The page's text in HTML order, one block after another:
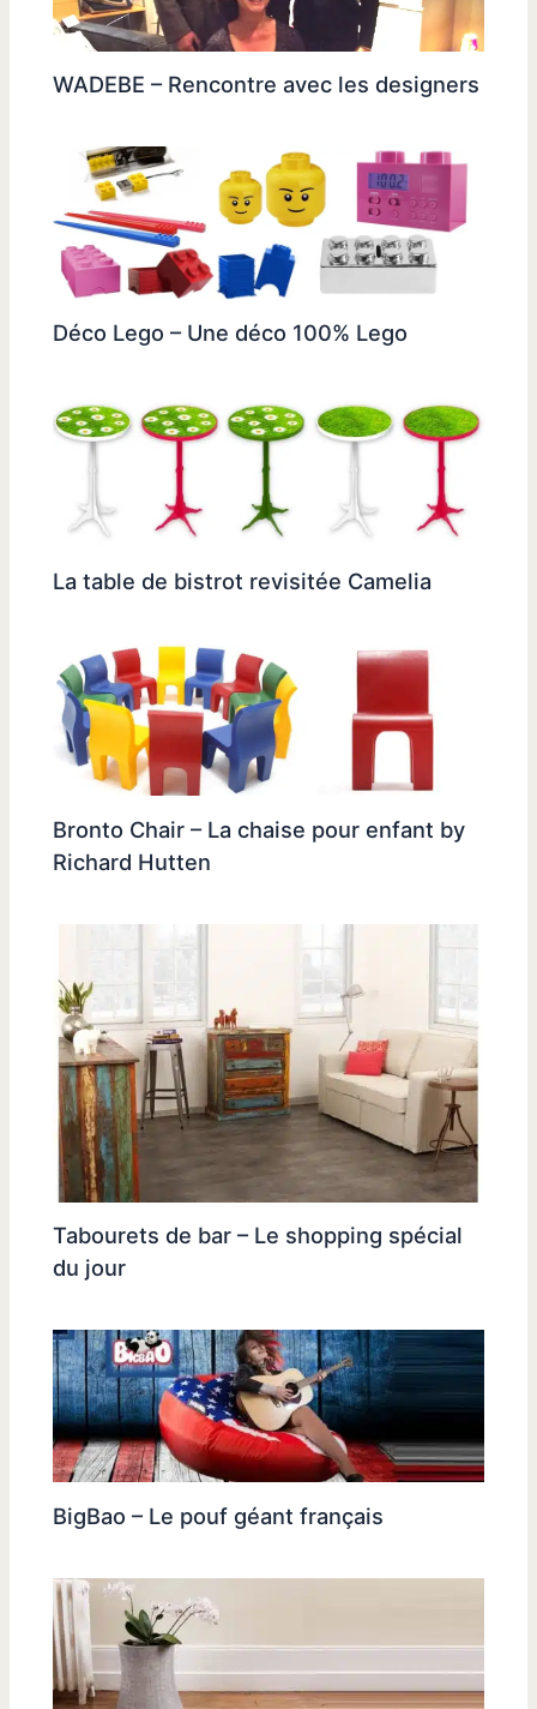
WADEBE – Rencontre avec les designers
Déco Lego – Une déco 100% Lego
La table de bistrot revisitée Camelia
Bronto Chair – La chaise pour enfant by
Richard Hutten
Tabourets de bar – Le shopping spécial
du jour
BigBao – Le pouf géant français